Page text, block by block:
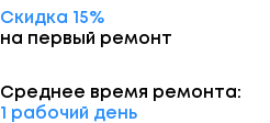
Скидка 15%
на первый ремонт
Среднее время ремонта:
1 рабочий день